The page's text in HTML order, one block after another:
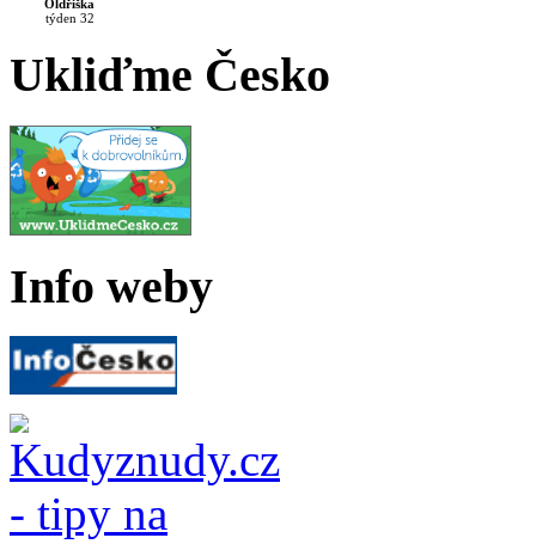
Oldřiška
týden 32
Ukliďme Česko
Info weby